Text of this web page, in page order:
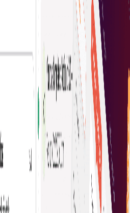
שלכם ולשפר קבלת החלטות בעסקאות eAuction.